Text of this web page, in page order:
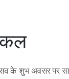
कल
के शुभ अवसर पर